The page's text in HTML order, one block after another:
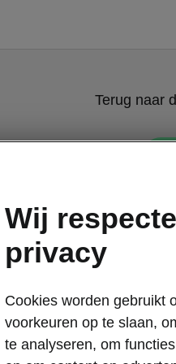
Terug naar
Wij
privacy
Cookies worden gebruikt
voorkeuren op te slaan,
te analyseren, om